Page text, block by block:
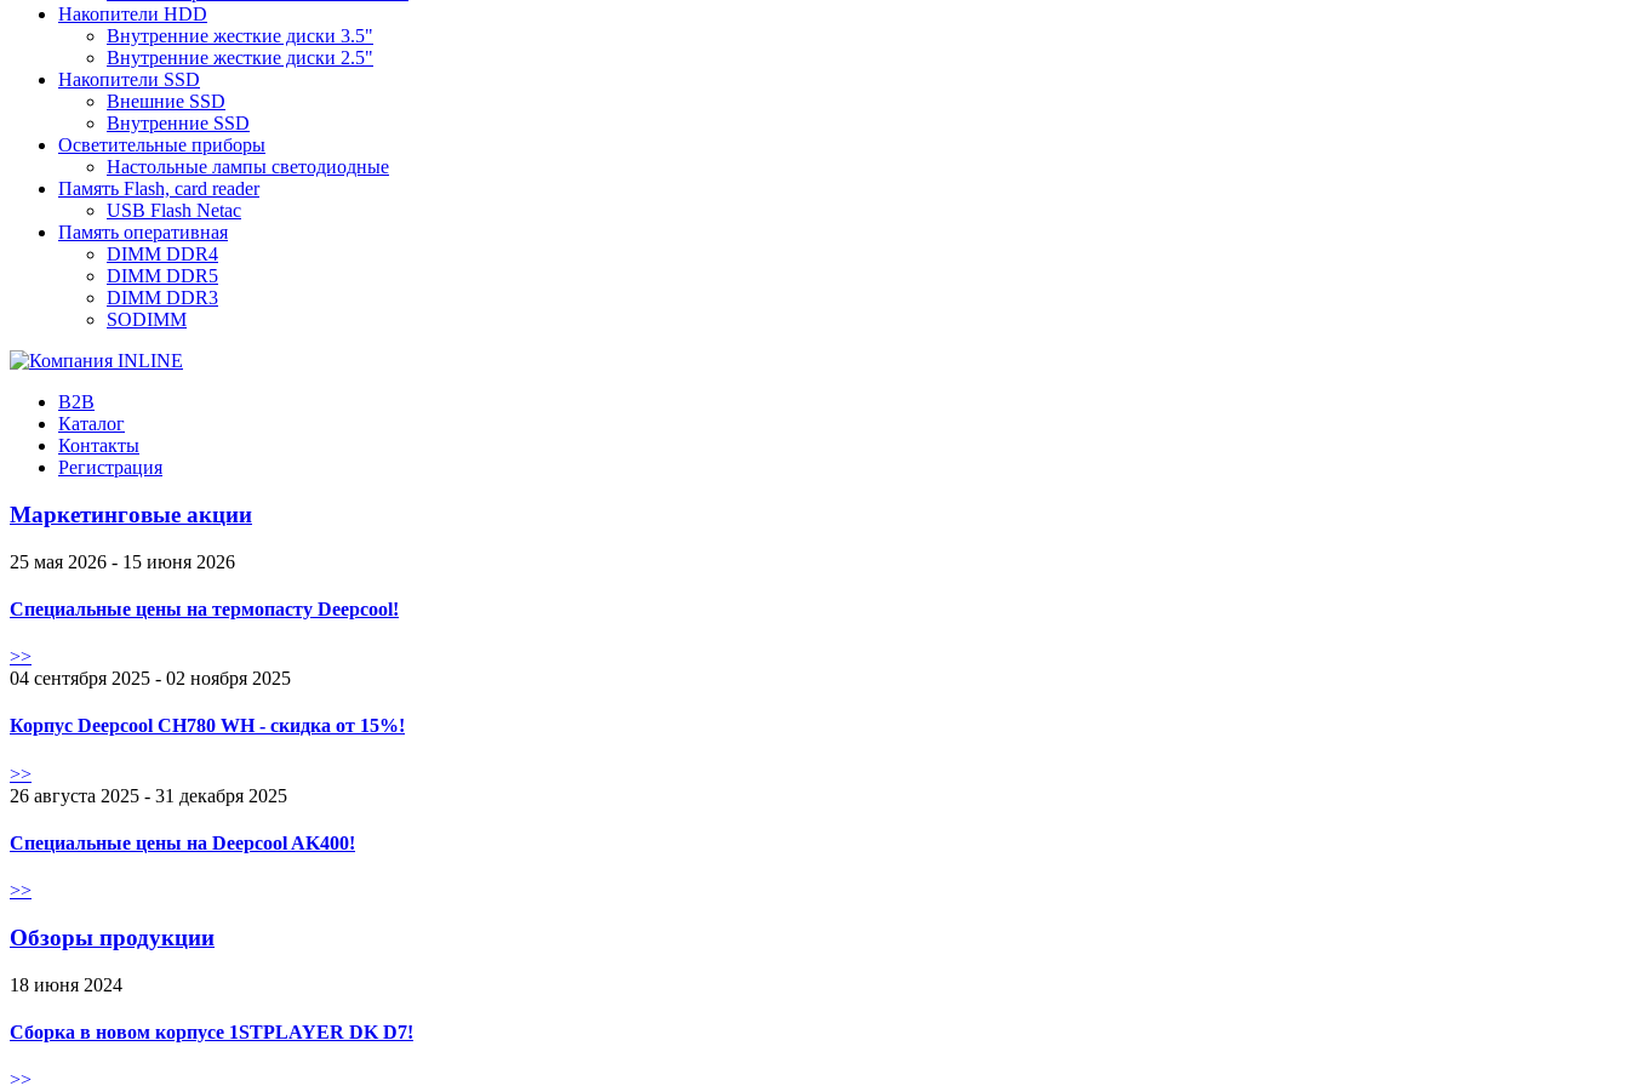
Накопители HDD
Внутренние жесткие диски 3.5"
Внутренние жесткие диски 2.5"
Накопители SSD
Внешние SSD
Внутренние SSD
Осветительные приборы
Настольные лампы светодиодные
Память Flash, card reader
USB Flash Netac
Память оперативная
DIMM DDR4
DIMM DDR5
DIMM DDR3
SODIMM
B2B
Каталог
Контакты
Регистрация
Маркетинговые акции
25 мая 2026 - 15 июня 2026
Специальные цены на термопасту Deepcool!
>>
04 сентября 2025 - 02 ноября 2025
Корпус Deepcool CH780 WH - скидка от 15%!
>>
26 августа 2025 - 31 декабря 2025
Специальные цены на Deepcool AK400!
>>
Обзоры продукции
18 июня 2024
Сборка в новом корпусе 1STPLAYER DK D7!
>>